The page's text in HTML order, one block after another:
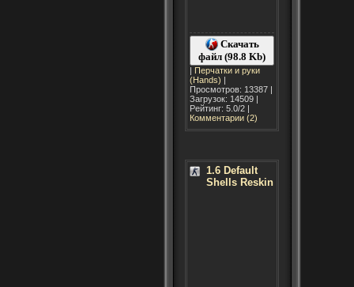
Скачать
файл (98.8 Kb)
| Перчатки и руки
(Hands) |
Просмотров: 13387 |
Загрузок: 14509 |
Рейтинг: 5.0/2 |
Комментарии (2)
1.6 Default
Shells Reskin